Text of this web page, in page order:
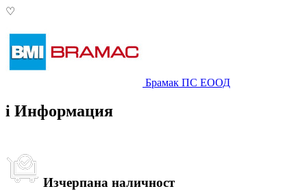
♡
Брамак ПС ЕООД
i Информация
Изчерпана наличност